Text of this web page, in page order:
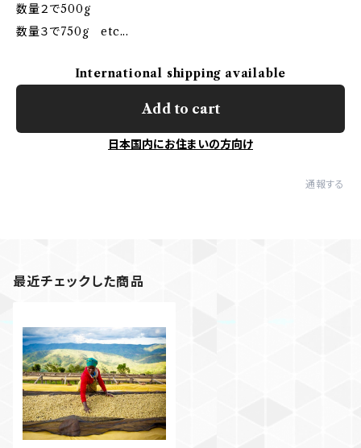
数量２で500g
数量３で750g etc...
International shipping available
Add to cart
日本国内にお住まいの方向け
通報する
最近チェックした商品